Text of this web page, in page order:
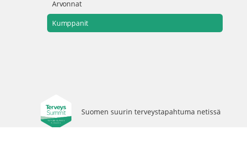
Arvonnat
Kumppanit
Suomen suurin terveystapahtuma netissä